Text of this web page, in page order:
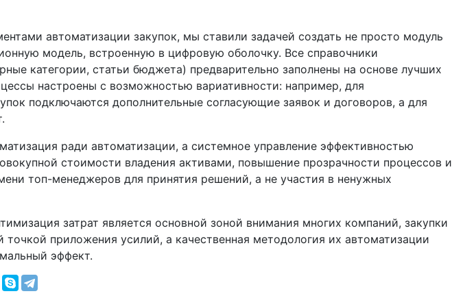
автоматизации закупок, мы ставили задачей создать не просто модуль
модель, встроенную в цифровую оболочку. Все справочники
категории, статьи бюджета) предварительно заполнены на основе лучших
настроены с возможностью вариативности: например, для
подключаются дополнительные согласующие заявок и договоров, а для
ради автоматизации, а системное управление эффективностью
стоимости владения активами, повышение прозрачности процессов и
топ-менеджеров для принятия решений, а не участия в ненужных
затрат является основной зоной внимания многих компаний, закупки
точкой приложения усилий, а качественная методология их автоматизации
эффект.